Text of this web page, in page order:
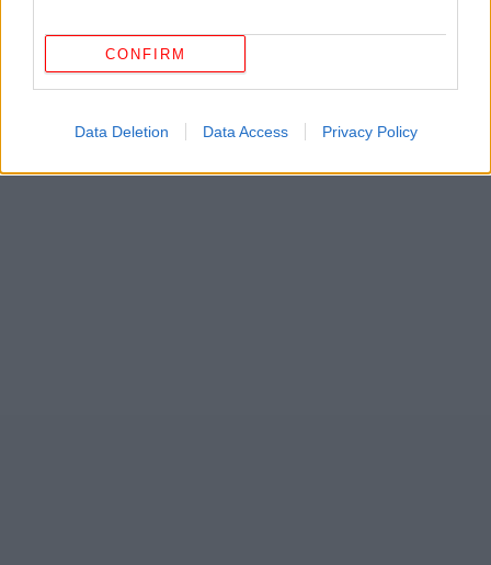
CONFIRM
Data Deletion Data Access Privacy Policy